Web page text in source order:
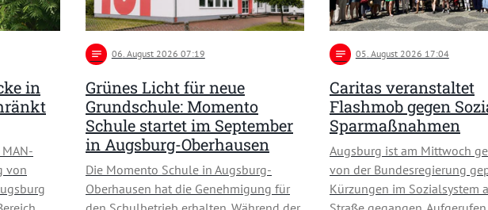
in
von
notes 06. August 2026 07:19
Grünes Licht für neue
Grundschule: Momento
Schule startet im September
in Augsburg-Oberhausen
Die Momento Schule in Augsburg-
Oberhausen hat die Genehmigung für
notes 05. August 2026 17:04
Caritas veranstaltet
Flashmob gegen
Sparmaßnahmen
Augsburg ist am Mittwoch
von der Bundesregierung
Kürzungen im Sozialsystem